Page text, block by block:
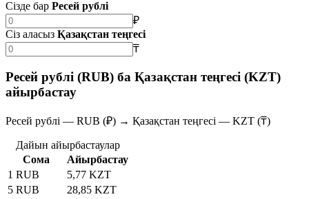
Сізде бар Ресей рублі
₽
Сіз аласыз Қазақстан теңгесі
₸
Ресей рублі (RUB) ба Қазақстан теңгесі (KZT)
айырбастау
Ресей рублі — RUB (₽) → Қазақстан теңгесі — KZT (₸)
Дайын айырбастаулар
Сома
Айырбастау
1 RUB
5,77 KZT
5 RUB
28,85 KZT